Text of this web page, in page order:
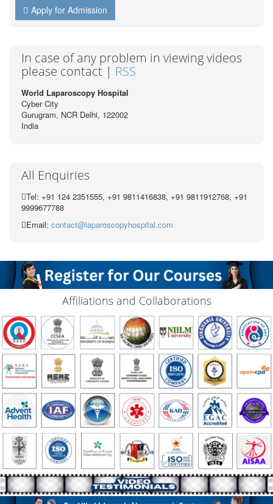
Apply for Admission
In case of any problem in viewing videos
please contact | RSS
World Laparoscopy Hospital
Cyber City
Gurugram, NCR Delhi, 122002
India
All Enquiries
Tel: +91 124 2351555, +91 9811416838, +91 9811912768, +91
9999677788
Email: contact@laparoscopyhospital.com
Affiliations and Collaborations